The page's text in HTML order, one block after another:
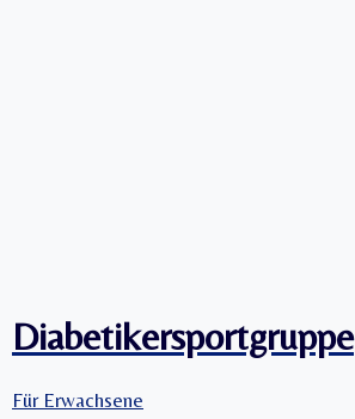
Diabetikersportgruppe
Für Erwachsene